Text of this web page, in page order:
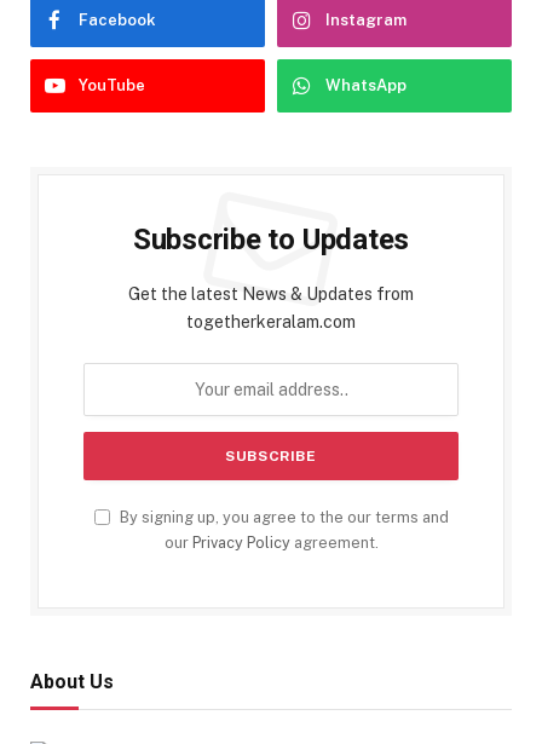
Facebook Instagram
YouTube WhatsApp
Subscribe to Updates
Get the latest News & Updates from
togetherkeralam.com
By signing up, you agree to the our terms and
our Privacy Policyagreement.
About Us